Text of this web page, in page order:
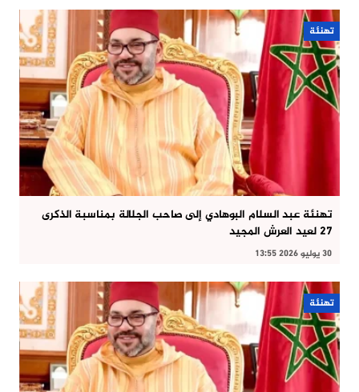
تهنئة
تهنئة عبد السلام البوهادي إلى صاحب الجلالة بمناسبة الذكرى
27 لعيد العرش المجيد
30 يوليو 2026 13:55
تهنئة